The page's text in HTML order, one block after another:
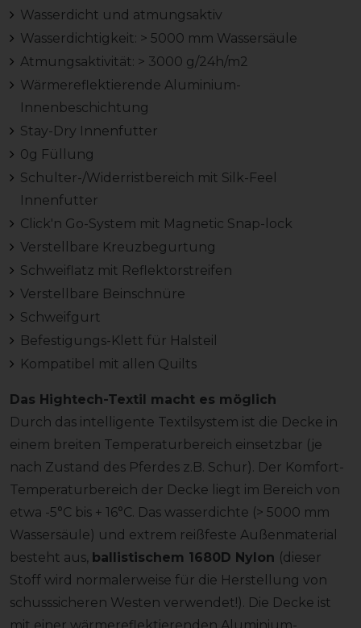
Wasserdicht und atmungsaktiv
Wasserdichtigkeit: > 5000 mm Wassersäule
Atmungsaktivität: > 3000 g/24h/m2
Wärmereflektierende Aluminium-
Innenbeschichtung
Stay-Dry Innenfutter
0g Füllung
Schulter-/Widerristbereich mit Silk-Feel
Innenfutter
Click'n Go-System mit Magnetic Snap-lock
Verstellbare Kreuzbegurtung
Schweiflatz mit Reflektorstreifen
Verstellbare Beinschnüre
Schweifgurt
Befestigungs-Klett für Halsteil
Kompatibel mit allen Quilts
Das Hightech-Textil macht es möglich
Durch das intelligente Textilsystem ist die Decke in
einem breiten Temperaturbereich einsetzbar (je
nach Zustand des Pferdes z.B. Schur). Der Komfort-
Temperaturbereich der Decke liegt im Bereich von
etwa -5°C bis + 16°C. Das wasserdichte (> 5000 mm
Wassersäule) und extrem reißfeste Außenmaterial
besteht aus, ballistischem 1680D Nylon (dieser
Stoff wird normalerweise für die Herstellung von
schusssicheren Westen verwendet!). Die Decke ist